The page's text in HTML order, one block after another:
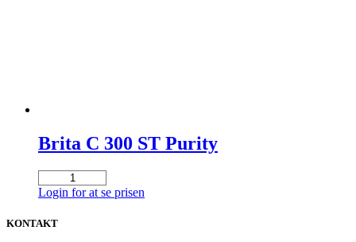
Brita C 300 ST Purity
C
ST
Login for at se prisen
KONTAKT